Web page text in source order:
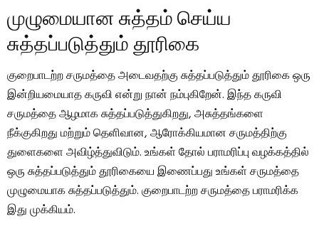
முழுமையான சுத்தம் செய்ய
சுத்தப்படுத்தும் தூரிகை
குறைபாடற்ற சருமத்தை அடைவதற்கு சுத்தப்படுத்தும் தூரிகை ஒரு
இன்றியமையாத கருவி என்று நான் நம்புகிறேன். இந்த கருவி
சருமத்தை ஆழமாக சுத்தப்படுத்துகிறது, அசுத்தங்களை
நீக்குகிறது மற்றும் தெளிவான, ஆரோக்கியமான சருமத்திற்கு
துளைகளை அவிழ்த்துவிடும். உங்கள் தோல் பராமரிப்பு வழக்கத்தில்
ஒரு சுத்தப்படுத்தும் தூரிகையை இணைப்பது உங்கள் சருமத்தை
முழுமையாக சுத்தப்படுத்தும். குறைபாடற்ற சருமத்தை பராமரிக்க
இது முக்கியம்.